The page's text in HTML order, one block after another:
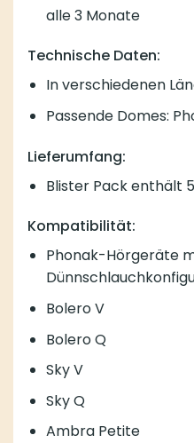
alle 3 Monate
Technische Daten:
In verschiedenen
Passende Domes:
Lieferumfang:
Blister Pack enthält
Kompatibilität:
Phonak-Hörgeräte
Bolero V
Bolero Q
Sky V
Sky Q
Ambra Petite